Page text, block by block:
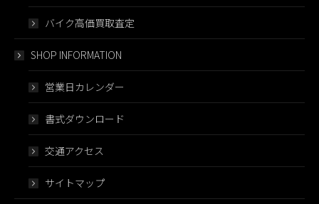
バイク高価買取査定
SHOP INFORMATION
営業日カレンダー
書式ダウンロード
交通アクセス
サイトマップ